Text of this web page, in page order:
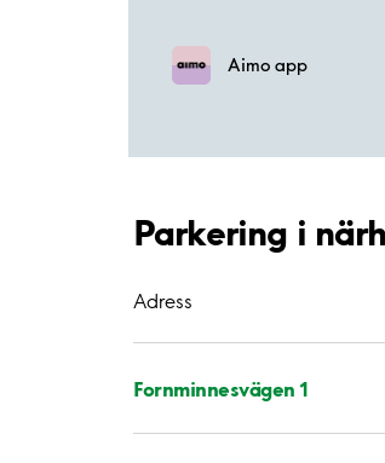
Aimo app
Parkering i
Adress
Fornminnesvägen 1